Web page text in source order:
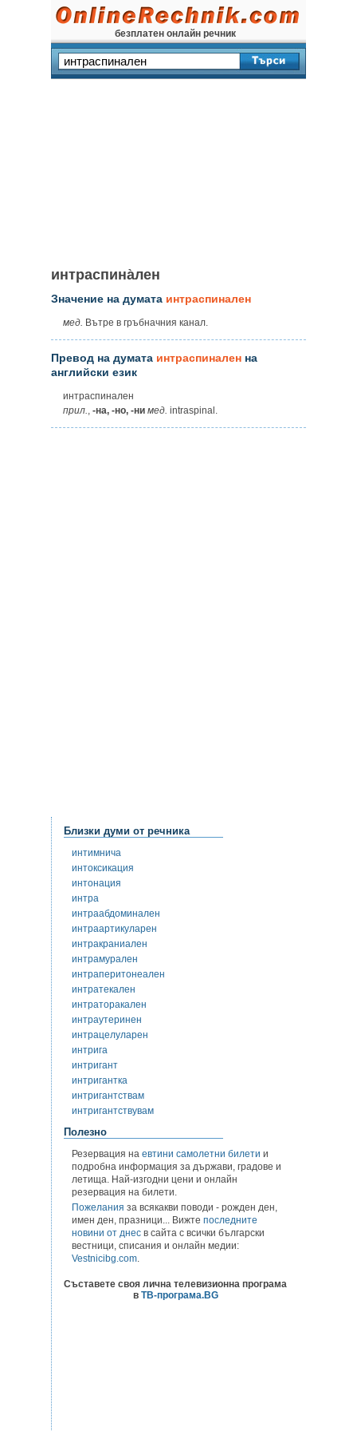
безплатен онлайн речник
интраспина̀лен
Значение на думата интраспинален
мед. Вътре в гръбначния канал.
Превод на думата интраспинален на
английски език
интраспинален
прил.
-на, -но, -ни мед. intraspinal.
Близки думи от речника
интимнича
интоксикация
интонация
интра
интраабдоминален
интраартикуларен
интракраниален
интрамурален
интраперитонеален
интратекален
интраторакален
интраутеринен
интрацелуларен
интрига
интригант
интригантка
интригантствам
интригантствувам
Полезно
Резервация на евтини самолетни билети и
подробна информация за държави, градове и
летища. Най-изгодни цени и онлайн
резервация на билети.
Пожелания за всякакви поводи - рожден ден,
имен ден, празници... Вижте последните
новини от днес в сайта с всички български
вестници, списания и онлайн медии:
Vestnicibg.com.
Съставете своя лична телевизионна програма
в ТВ-програма.BG